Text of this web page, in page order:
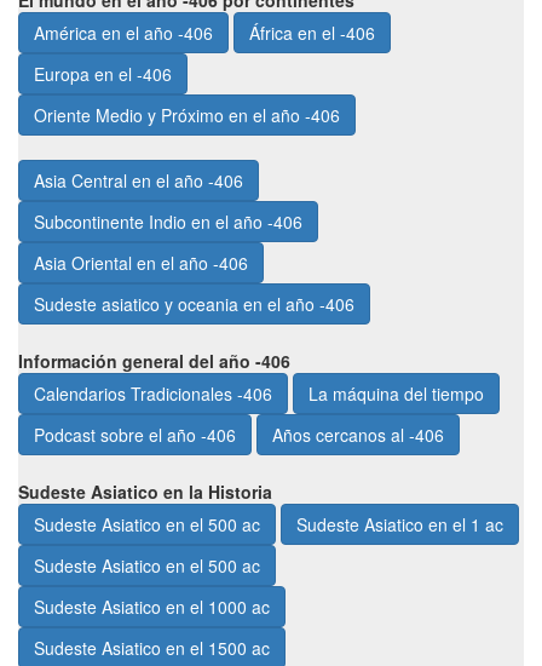
América en el año -406
África en el -406
Europa en el -406
Oriente Medio y Próximo en el año -406
Asia Central en el año -406
Subcontinente Indio en el año -406
Asia Oriental en el año -406
Sudeste asiatico y oceania en el año -406
Información general del año -406
Calendarios Tradicionales -406
La máquina del tiempo
Podcast sobre el año -406
Años cercanos al -406
Sudeste Asiatico en la Historia
Sudeste Asiatico en el 500 ac
Sudeste Asiatico en el 1 ac
Sudeste Asiatico en el 500 ac
Sudeste Asiatico en el 1000 ac
Sudeste Asiatico en el 1500 ac